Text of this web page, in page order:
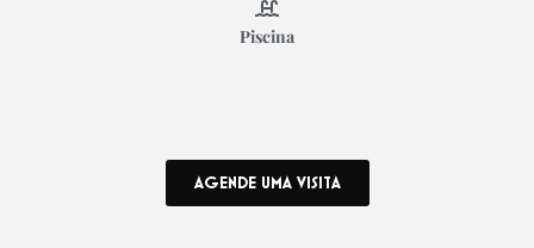
Piscina
AGENDE UMA VISITA